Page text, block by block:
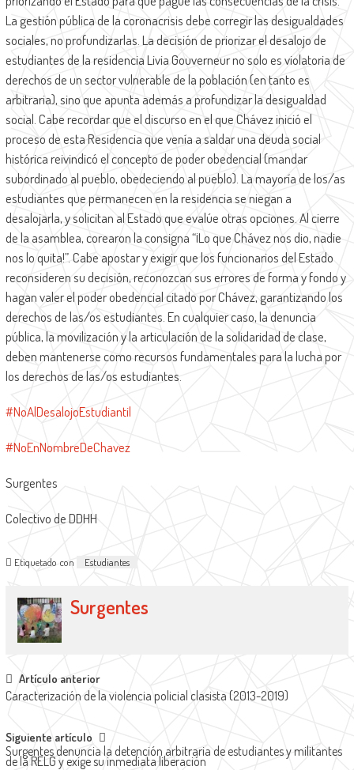
La gestión pública de la coronacrisis debe corregir las desigualdades
sociales, no profundizarlas. La decisión de priorizar el desalojo de
estudiantes de la residencia Livia Gouverneur no solo es violatoria de
derechos de un sector vulnerable de la población (en tanto es
arbitraria), sino que apunta además a profundizar la desigualdad
social. Cabe recordar que el discurso en el que Chávez inició el
proceso de esta Residencia que venía a saldar una deuda social
histórica reivindicó el concepto de poder obedencial (mandar
subordinado al pueblo, obedeciendo al pueblo). La mayoría de los/as
estudiantes que permanecen en la residencia se niegan a
desalojarla, y solicitan al Estado que evalúe otras opciones. Al cierre
de la asamblea, corearon la consigna “¡Lo que Chávez nos dio, nadie
nos lo quita!”. Cabe apostar y exigir que los funcionarios del Estado
reconsideren su decisión, reconozcan sus errores de forma y fondo y
hagan valer el poder obedencial citado por Chávez, garantizando los
derechos de las/os estudiantes. En cualquier caso, la denuncia
pública, la movilización y la articulación de la solidaridad de clase,
deben mantenerse como recursos fundamentales para la lucha por
los derechos de las/os estudiantes.
#NoAlDesalojoEstudiantil
#NoEnNombreDeChavez
Surgentes
Colectivo de DDHH
Etiquetado con Estudiantes
Surgentes
Navegación
de
entradas
Artículo anterior
Caracterización de la violencia policial clasista (2013-2019)
Siguiente artículo
Surgentes denuncia la detención arbitraria de estudiantes y militantes
de la RELG y exige su inmediata liberación